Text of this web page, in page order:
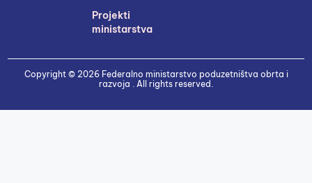
Projekti
ministarstva
Copyright © 2026 Federalno ministarstvo poduzetništva obrta i
razvoja . All rights reserved.